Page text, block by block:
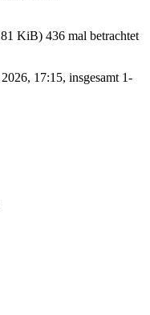
KiB) 436 mal betrachtet
17:15, insgesamt 1-